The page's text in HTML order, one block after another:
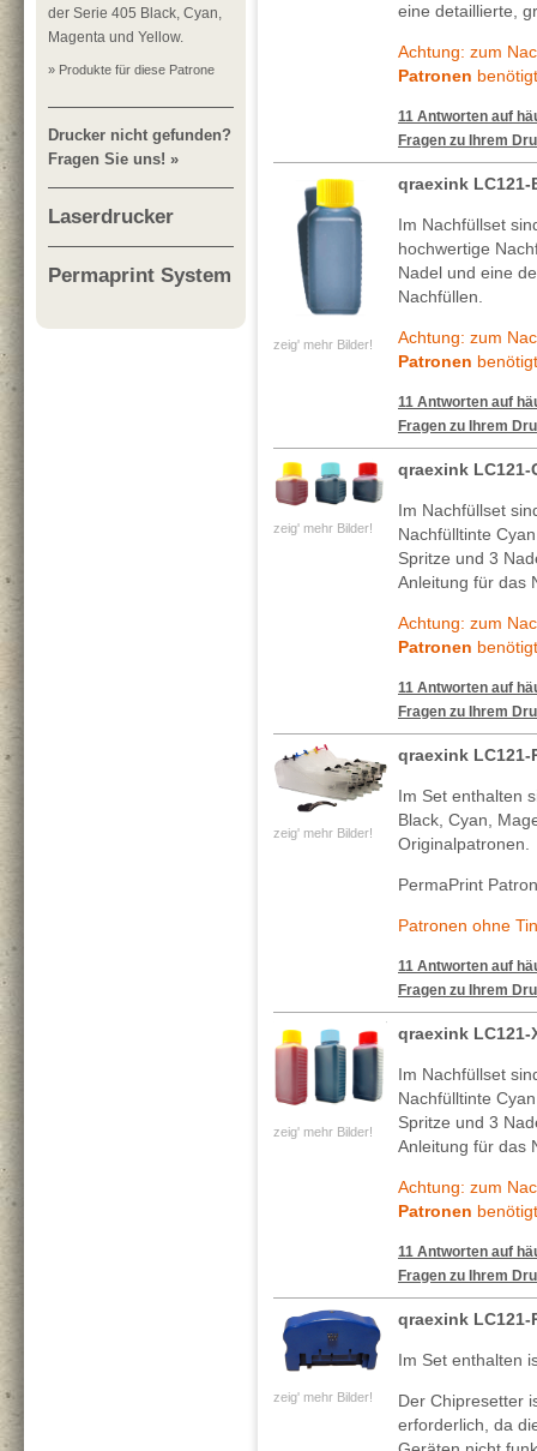
der Serie 405 Black, Cyan,
Magenta und Yellow.
» Produkte für diese Patrone
Drucker nicht gefunden?
Fragen Sie uns! »
Laserdrucker
Permaprint System
eine detaillierte,
Achtung: zum
Patronen
11 Antworten auf
Fragen zu Ihrem
zeig' mehr Bilder!
qraexink LC121-
Im Nachfüllset
hochwertige
Nadel und eine
Nachfüllen.
Achtung: zum
Patronen
11 Antworten auf
Fragen zu Ihrem
zeig' mehr Bilder!
qraexink LC121-
Im Nachfüllset
Nachfülltinte
Spritze und 3
Anleitung für das
Achtung: zum
Patronen
11 Antworten auf
Fragen zu Ihrem
zeig' mehr Bilder!
qraexink LC121-
Im Set enthalten
Black, Cyan,
Originalpatronen.
PermaPrint
Patronen ohne
11 Antworten auf
Fragen zu Ihrem
zeig' mehr Bilder!
qraexink LC121-
Im Nachfüllset
Nachfülltinte
Spritze und 3
Anleitung für das
Achtung: zum
Patronen
11 Antworten auf
Fragen zu Ihrem
zeig' mehr Bilder!
qraexink LC121-
Im Set enthalten
Der Chipresetter
erforderlich, da